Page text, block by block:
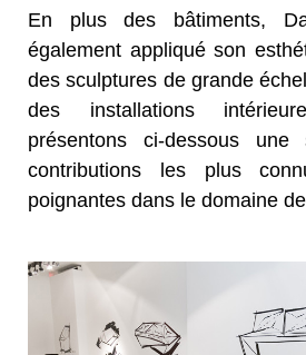
En plus des bâtiments,
également appliqué son
des sculptures de grande
des installations
présentons ci-dessous
contributions les plus
poignantes dans le domaine